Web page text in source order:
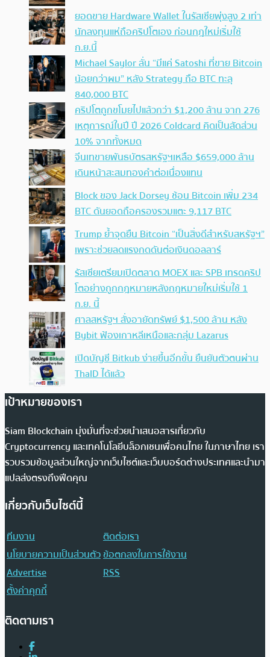
ยอดขาย Hardware Wallet ในรัสเซียพุ่งสูง 2 เท่า
นักลงทุนแห่ถือคริปโตเอง ก่อนกฎใหม่เริ่มใช้
ก.ย.นี้
Michael Saylor ลั่น “มีแค่ Satoshi ที่ขาย Bitcoin
น้อยกว่าผม” หลัง Strategy ถือ BTC ทะลุ
840,000 BTC
คริปโตถูกขโมยไปแล้วกว่า $1,200 ล้าน จาก 276
เหตุการณ์ในปี ปี 2026 Coldcard คิดเป็นสัดส่วน
10% จากทั้งหมด
จีนเทขายพันธบัตรสหรัฐฯเหลือ $659,000 ล้าน
เดินหน้าสะสมทองคำต่อเนื่องแทน
Block ของ Jack Dorsey ช้อน Bitcoin เพิ่ม 234
BTC ดันยอดถือครองรวมแตะ 9,117 BTC
Trump ย้ำจุดยืน Bitcoin “เป็นสิ่งดีสำหรับสหรัฐฯ”
เพราะช่วยลดแรงกดดันต่อเงินดอลลาร์
รัสเซียเตรียมเปิดตลาด MOEX และ SPB เทรดคริป
โตอย่างถูกกฎหมายหลังกฎหมายใหม่เริ่มใช้ 1
ก.ย. นี้
ศาลสหรัฐฯ สั่งอายัดทรัพย์ $1,500 ล้าน หลัง
Bybit ฟ้องเกาหลีเหนือและกลุ่ม Lazarus
เปิดบัญชี Bitkub ง่ายขึ้นอีกขั้น ยืนยันตัวตนผ่าน
ThaID ได้แล้ว
เป้าหมายของเรา
Siam Blockchain มุ่งมั่นที่จะช่วยนำเสนอสารเกี่ยวกับ
Cryptocurrency และเทคโนโลยีบล็อกเชนเพื่อคนไทย ในภาษาไทย เรา
รวบรวมข้อมูลส่วนใหญ่จากเว็บไซต์และเว็บบอร์ดต่างประเทศและนำมา
แปลส่งตรงถึงฟีดคุณ
เกี่ยวกับเว็บไซต์นี้
ทีมงาน
ติดต่อเรา
นโยบายความเป็นส่วนตัวข้อตกลงในการใช้งาน
Advertise
RSS
ตั้งค่าคุกกี้
ติดตามเรา